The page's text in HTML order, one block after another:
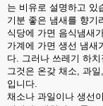
는 비유로 설명하고 있
기분 좋은 냄새를 향기
식당에 가면 음식냄새
가계에 가면 생선 냄새
다. 그러나 쓰레기 하치
그것은 온갖 채소, 과일 ,
입니다.
채소나 과일이나 생선